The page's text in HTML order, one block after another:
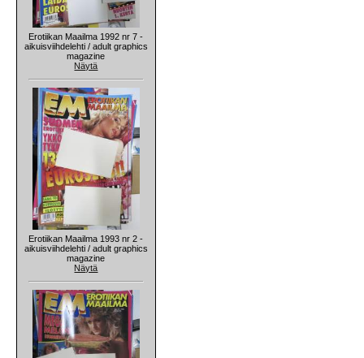
Erotiikan Maailma 1992 nr 7 -
aikuisviihdelehti / adult graphics
magazine
Näytä
Erotiikan Maailma 1993 nr 2 -
aikuisviihdelehti / adult graphics
magazine
Näytä